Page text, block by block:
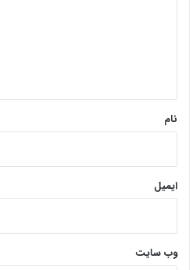
نام
ایمیل
وب‌ سایت